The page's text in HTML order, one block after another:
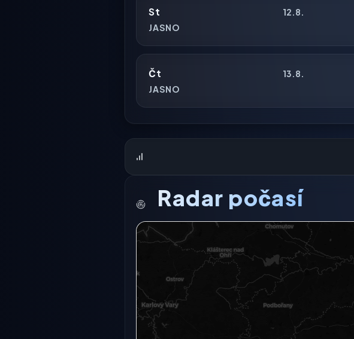
St
12.8.
JASNO
Čt
13.8.
JASNO
Radar počasí
Radarový snímek momentálně není dostupný.
Otevřít v plné mapě